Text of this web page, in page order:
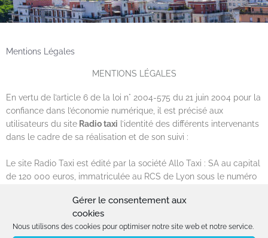
Gérer le consentement aux
cookies
Nous utilisons des cookies pour optimiser notre site web et notre service.
Mentions Légales
MENTIONS LÉGALES
En vertu de l’article 6 de la loi n° 2004-575 du 21 juin 2004 pour la
confiance dans l’économie numérique, il est précisé aux
utilisateurs du site Radio taxi l’identité des différents intervenants
dans le cadre de sa réalisation et de son suivi :
Le site Radio Taxi est édité par la société Allo Taxi : SA au capital
de 120 000 euros, immatriculée au RCS de Lyon sous le numéro
Citroën, 69740 Genas.
Le directeur de la publication est Mr DUVILLARD Roger Frédéric.